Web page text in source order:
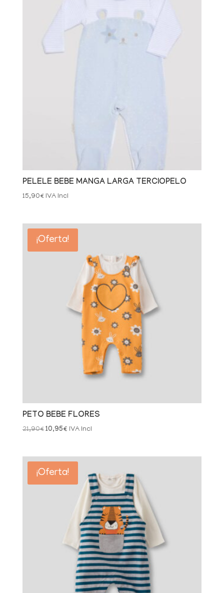
PELELE BEBE MANGA LARGA TERCIOPELO
15,90€ IVA Incl
¡Oferta!
PETO BEBE FLORES
21,90€ El
era:
21,90€.
10,95€El
es:
10,95€.
IVA Incl
¡Oferta!